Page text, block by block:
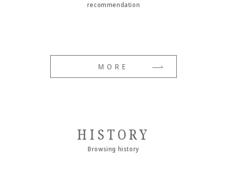
recommendation
MORE
HISTORY
Browsing history